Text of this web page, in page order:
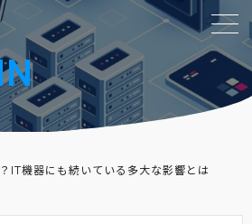
IT機器にも続いている多大な影響とは